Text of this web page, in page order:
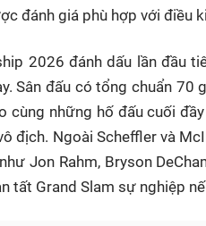
đánh giá phù hợp với điều
2026 đánh dấu lần đầu
Sân đấu có tổng chuẩn
cùng những hố đấu cuối
địch. Ngoài Scheffler và
Jon Rahm, Bryson
tất Grand Slam sự nghiệp